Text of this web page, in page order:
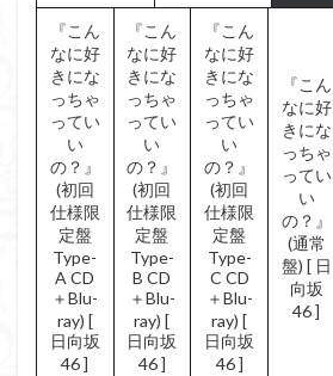
『こん
なに好
きにな
っちゃ
ってい
い
の？』
(初回
仕様限
定盤
Type-
A CD
＋Blu-
ray) [
日向坂
46 ]
『こん
なに好
きにな
っちゃ
ってい
い
の？』
(初回
仕様限
定盤
Type-
B CD
＋Blu-
ray) [
日向坂
46 ]
『こん
なに好
きにな
っちゃ
ってい
い
の？』
(初回
仕様限
定盤
Type-
C CD
＋Blu-
ray) [
日向坂
46 ]
『こん
なに好
きにな
っちゃ
ってい
い
の？』
(通常
盤) [ 日
向坂
46 ]